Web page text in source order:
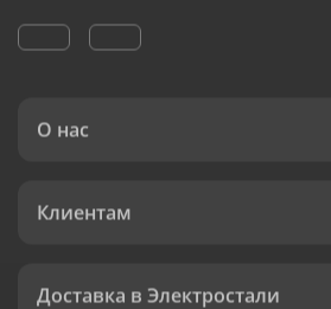
О нас
Клиентам
Доставка в Электростали